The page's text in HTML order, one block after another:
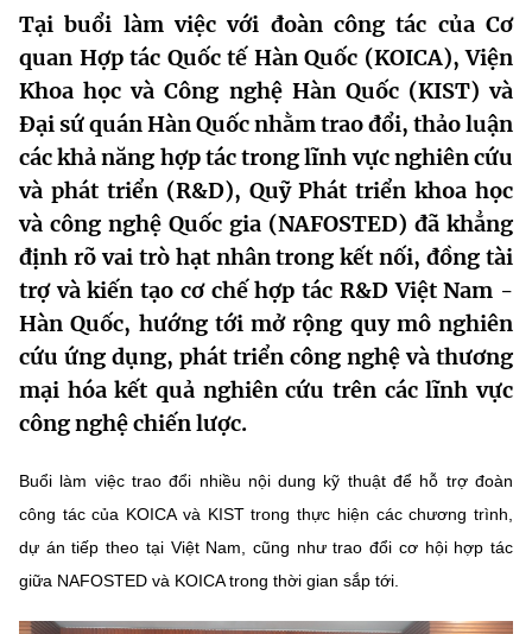
Chức năng nhiệm vụ
Cơ cấu tổ chức
Lịch sử phát triển
Sở Khoa học và Công nghệ
Tin tức sự kiện
Khoa học và Công nghệ
Đổi mới sáng tạo
Chuyển đổi số
Bưu chính, Viễn thông
Sở hữu trí tuệ
Tiêu chuẩn, đo lường, chất lượng
Năng lượng nguyên tử
Tin địa phương
Dịch vụ công
Hệ thống văn bản
Văn bản QPPL
Văn bản chỉ đạo điều hành
Lấy ý kiến người dân về dự thảo VBQPPL
MST IOFFICE
THỐNG KÊ
Khoa học và Công nghệ
Đổi mới sáng tạo
Chuyển đổi số
Bưu chính, Viễn thông
Sở hữu trí tuệ
Multimedia
THƯ ĐIỆN TỬ
Khác
Infographic
Ảnh
Tại buổi làm việc với đoàn công tác của Cơ
quan Hợp tác Quốc tế Hàn Quốc (KOICA), Viện
Khoa học và Công nghệ Hàn Quốc (KIST) và
Đại sứ quán Hàn Quốc nhằm trao đổi, thảo luận
các khả năng hợp tác trong lĩnh vực nghiên cứu
và phát triển (R&D), Quỹ Phát triển khoa học
và công nghệ Quốc gia (NAFOSTED) đã khẳng
định rõ vai trò hạt nhân trong kết nối, đồng tài
trợ và kiến tạo cơ chế hợp tác R&D Việt Nam -
Hàn Quốc, hướng tới mở rộng quy mô nghiên
cứu ứng dụng, phát triển công nghệ và thương
mại hóa kết quả nghiên cứu trên các lĩnh vực
công nghệ chiến lược.
Buổi làm việc trao đổi nhiều nội dung kỹ thuật để hỗ trợ đoàn
công tác của KOICA và KIST trong thực hiện các chương trình,
dự án tiếp theo tại Việt Nam, cũng như trao đổi cơ hội hợp tác
giữa NAFOSTED và KOICA trong thời gian sắp tới.